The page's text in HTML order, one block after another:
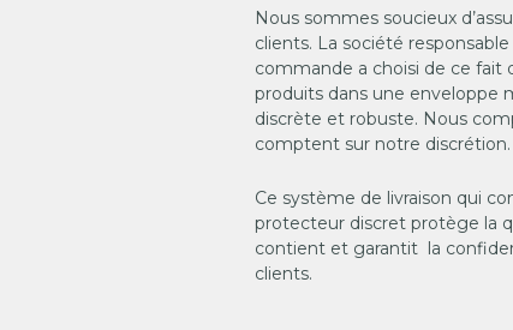
Nous sommes soucieux
clients. La société
commande a choisi de ce fait
produits dans une enveloppe
discrète et robuste. Nous
comptent sur notre discrétion.
Ce système de livraison qui
protecteur discret protège la
contient et garantit la
clients.